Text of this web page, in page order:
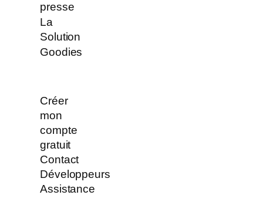
presse
La
Solution
Goodies
Créer
mon
compte
gratuit
Contact
Développeurs
Assistance